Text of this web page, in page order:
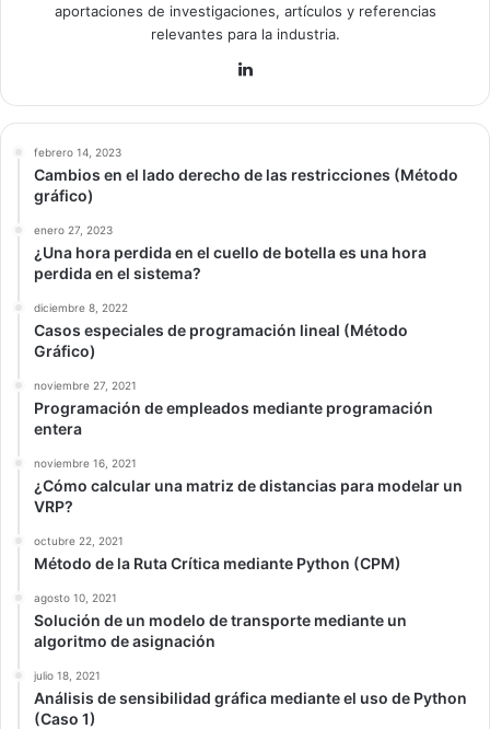
aportaciones de investigaciones, artículos y referencias
relevantes para la industria.
dIn
febrero 14, 2023
Cambios en el lado derecho de las restricciones (Método
gráfico)
enero 27, 2023
¿Una hora perdida en el cuello de botella es una hora
perdida en el sistema?
diciembre 8, 2022
Casos especiales de programación lineal (Método
Gráfico)
noviembre 27, 2021
Programación de empleados mediante programación
entera
noviembre 16, 2021
¿Cómo calcular una matriz de distancias para modelar un
VRP?
octubre 22, 2021
Método de la Ruta Crítica mediante Python (CPM)
agosto 10, 2021
Solución de un modelo de transporte mediante un
algoritmo de asignación
julio 18, 2021
Análisis de sensibilidad gráfica mediante el uso de Python
(Caso 1)